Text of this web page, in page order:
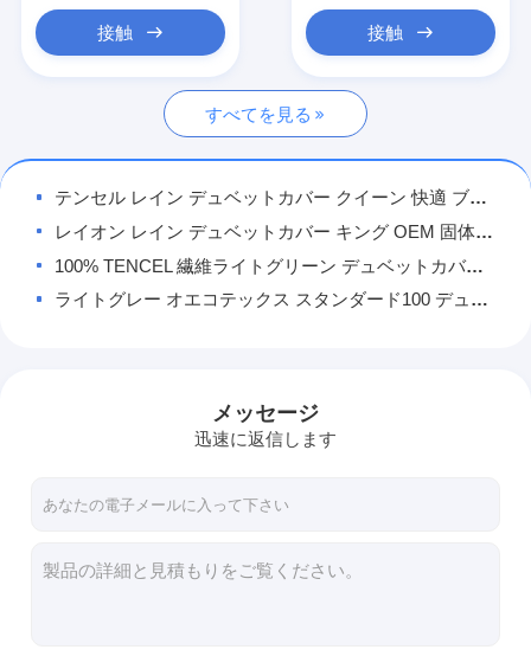
ベッド・ブランケット
ホーム テーブルナプキン
子供の寝具
クイルトセット
接触 接触
すべてを見る
テンセル レイン デュベットカバー クイーン 快適 ブルー デュベットカバー
レイオン レイン デュベットカバー キング OEM 固体 持続可能 キング デュベットカバー セット
100% TENCEL 繊維ライトグリーン デュベットカバー スーパーキング デュベットカバーセット
ライトグレー オエコテックス スタンダード100 デュベットカバー キング ダブル デュベットセット
OEM テンセル リオセル コンフォーター セット ホワイト コンフォート ツイン コンフォーター セット
リサイクルされた綿ポリエステルブレンド ブランケット Oeko Tex スタンダード100 ブランケット
100% 綿のムスリン ブランケット キング 持続可能 軽量 ムスリン ブランケット
敏感な肌に優しく Xl ムスリンの毛布 グレー ムスリンの毛布
メッセージ
迅速に返信します